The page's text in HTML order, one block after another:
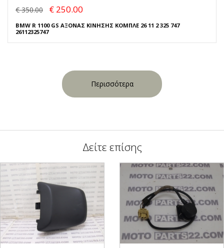
€ 350.00 € 250.00
BMW R 1100 GS ΑΞΟΝΑΣ ΚΙΝΗΣΗΣ ΚΟΜΠΛΕ 26 11 2 325 747
26112325747
Περισσότερα
Δείτε επίσης